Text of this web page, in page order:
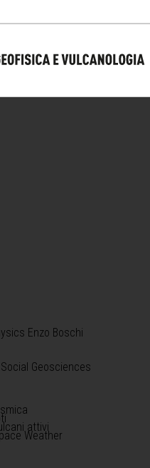
Enzo Boschi
Geosciences
attivi
Weather